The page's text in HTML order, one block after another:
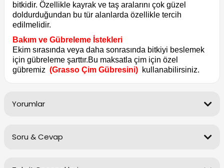
bitkidir. Özellikle kayrak ve taş aralarını çok güzel
doldurduğundan bu tür alanlarda özellikle tercih
edilmelidir.
Bakım ve Gübreleme İstekleri
Ekim sırasında veya daha sonrasında bitkiyi beslemek
için gübreleme şarttır.Bu maksatla çim için özel
gübremiz (Grasso Çim Gübresini) kullanabilirsiniz.
Yorumlar
Soru & Cevap